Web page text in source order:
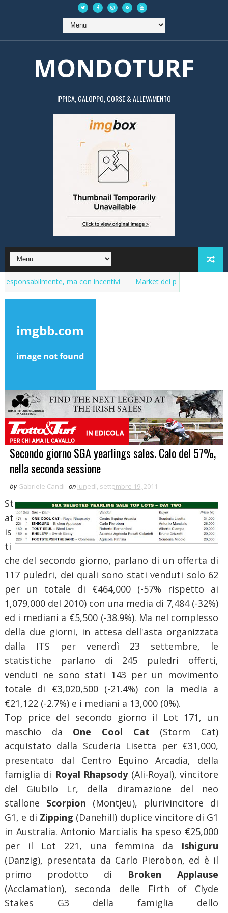
MONDOTURF
IPPICA, GALOPPO, CORSE & ALLEVAMENTO
ma con incentivi Market del purosangue, la lista
Secondo giorno SGA yearlings sales. Calo del 57%,
nella seconda sessione
by Gabriele Candi on lunedì, settembre 19, 2011
St
at
is
ti
che del secondo giorno, parlano di un offerta di
117 puledri, dei quali sono stati venduti solo 62
per un totale di €464,000 (-57% rispetto ai
1,079,000 del 2010) con una media di 7,484 (-32%)
ed i mediani a €5,500 (-38.9%). Ma nel complesso
della due giorni, in attesa dell'asta organizzata
dalla ITS per venerdì 23 settembre, le
statistiche parlano di 245 puledri offerti,
venduti ne sono stati 143 per un movimento
totale di €3,020,500 (-21.4%) con la media a
€21,122 (-2.7%) e i mediani a 13,000 (0%).
Top price del secondo giorno il Lot 171, un
maschio da One Cool Cat (Storm Cat)
acquistato dalla Scuderia Lisetta per €31,000,
presentato dal Centro Equino Arcadia, della
famiglia di Royal Rhapsody(Ali-Royal), vincitore
del Giubilo Lr, della diramazione del neo
stallone Scorpion (Montjeu), plurivincitore di
G1, e di Zipping (Danehill) duplice vincitore di G1
in Australia. Antonio Marcialis ha speso €25,000
per il Lot 221, una femmina da Ishiguru
(Danzig), presentata da Carlo Pierobon, ed è il
primo prodotto di Broken Applause
(Acclamation), seconda delle Firth of Clyde
Stakes G3 della famiglia dello